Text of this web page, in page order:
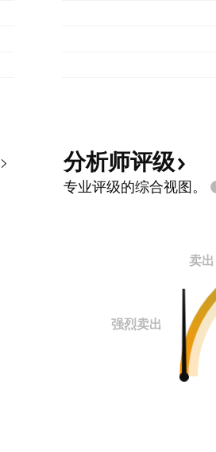
分析师评级
专业评级的综合视图。
卖出
强烈卖出